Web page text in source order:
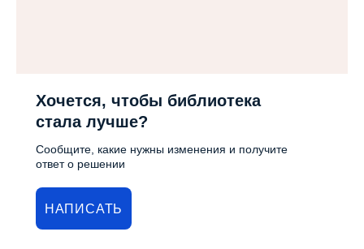
Хочется, чтобы библиотека
стала лучше?
Сообщите, какие нужны изменения и получите
ответ о решении
НАПИСАТЬ